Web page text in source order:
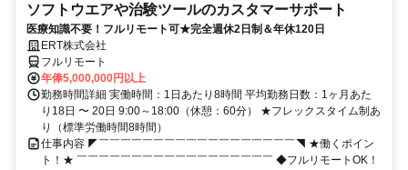
ソフトウエアや治験ツールのカスタマーサポート
医療知識不要！フルリモート可★完全週休2日制＆年休120日
ERT株式会社
フルリモート
年俸5,000,000円以上
勤務時間詳細 実働時間：1日あたり8時間 平均勤務日数：1ヶ月あた
り18日 〜 20日 9:00～18:00（休憩：60分） ★フレックスタイム制あ
り（標準労働時間8時間）
仕事内容 ◤￣￣￣￣￣￣￣￣￣￣￣￣￣￣￣￣￣￣◥ ★働くポイン
ト！★ ￣￣￣￣￣￣￣￣￣￣￣￣￣￣￣￣￣￣ ◆フルリモートOK！